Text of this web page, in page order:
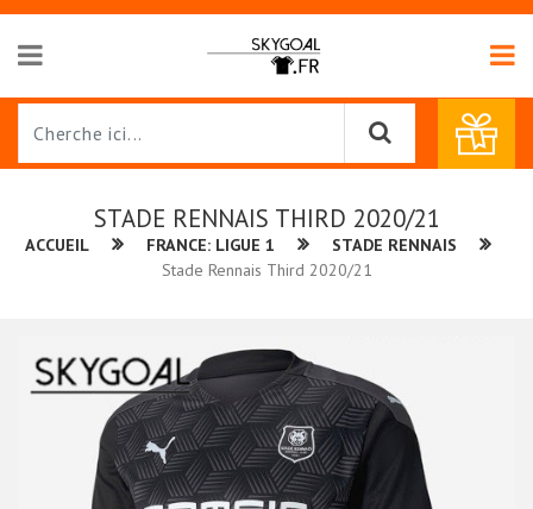
STADE RENNAIS THIRD 2020/21
ACCUEIL FRANCE: LIGUE 1
STADE RENNAIS
Stade Rennais Third 2020/21